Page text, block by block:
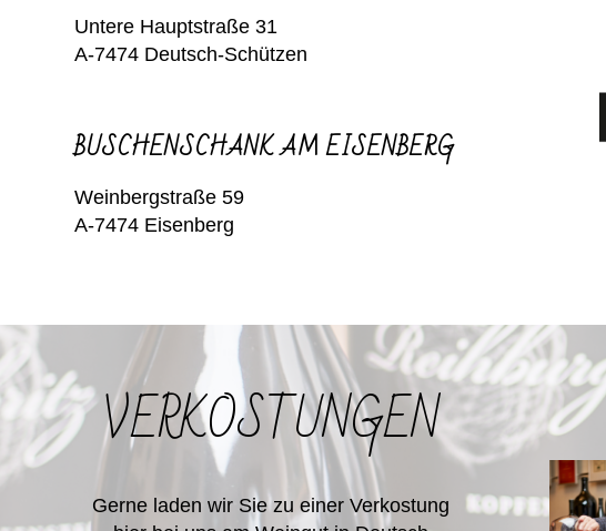
Untere Hauptstraße 31
A-7474 Deutsch-Schützen
BUSCHENSCHANK AM EISENBERG
Weinbergstraße 59
A-7474 Eisenberg
VERKOSTUNGEN
Gerne laden wir Sie zu einer Verkostung